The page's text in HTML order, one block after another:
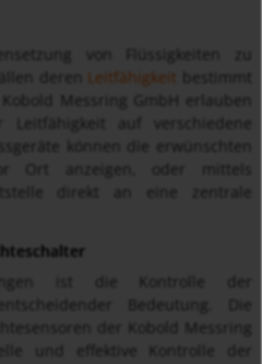
von Flüssigkeiten zu
deren Leitfähigkeit
Messring GmbH erlauben
auf verschiedene
können die erwünschten
Ort anzeigen, oder mittels
direkt an eine zentrale
ist die Kontrolle der
Bedeutung. Die
der Kobold Messring
und effektive Kontrolle der